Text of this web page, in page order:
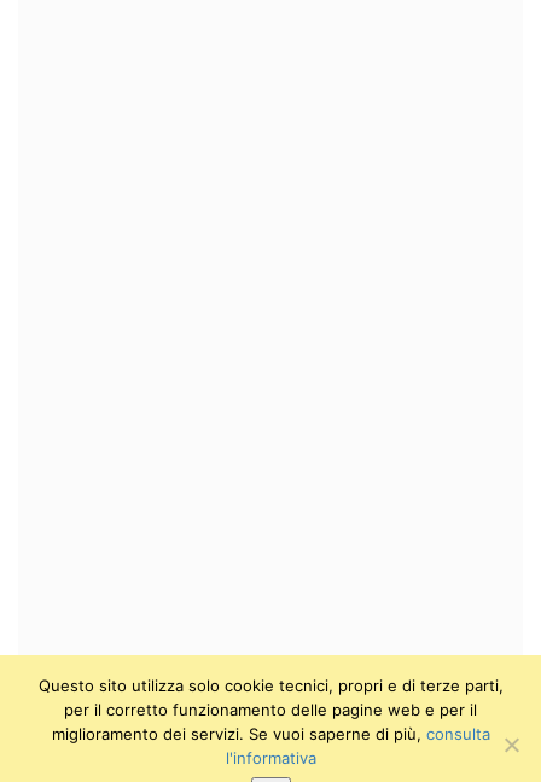
Questo sito utilizza solo cookie tecnici, propri e di terze parti,
per il corretto funzionamento delle pagine web e per il
miglioramento dei servizi. Se vuoi saperne di più, consulta
l'informativa